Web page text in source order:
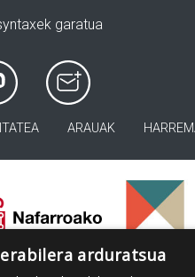
garatua
ARAUAK
arduratsua